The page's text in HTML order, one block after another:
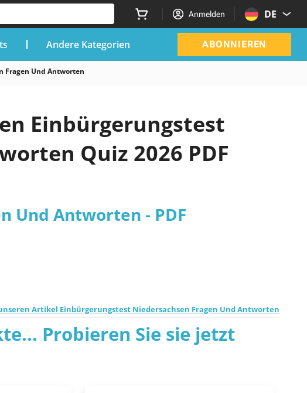
Anmelden DE
Andere Kategorien ABONNIEREN
Fragen Und Antworten
Einbürgerungstest
Quiz 2026 PDF
Und Antworten - PDF
Artikel Einbürgerungstest Niedersachsen Fragen Und Antworten
Probieren Sie sie jetzt